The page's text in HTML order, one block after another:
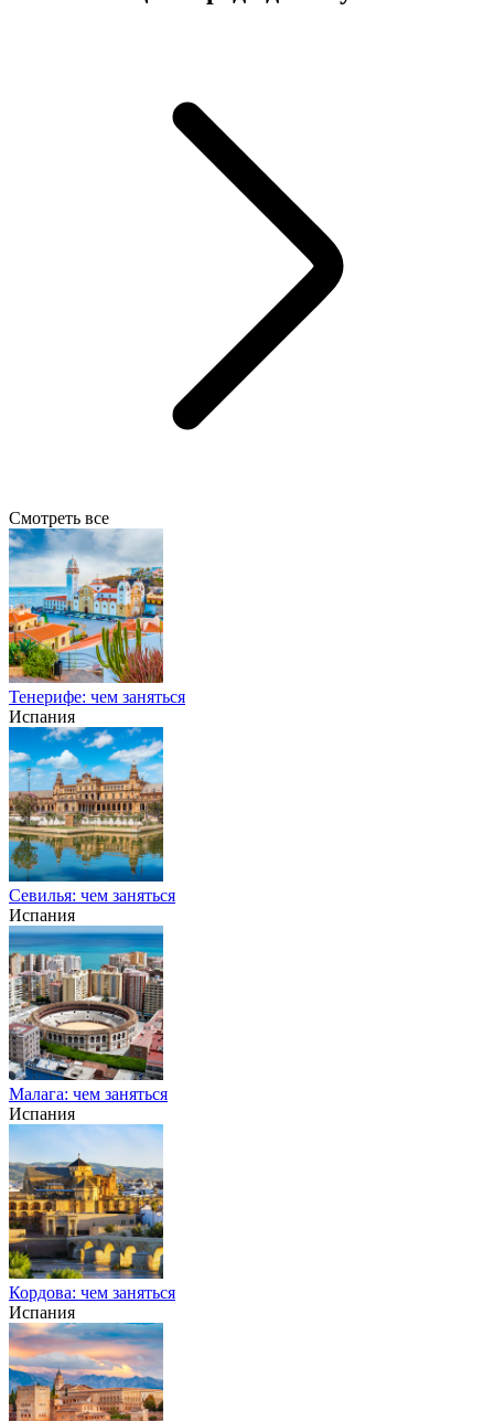
Смотреть все
Тенерифе: чем заняться
Испания
Севилья: чем заняться
Испания
Малага: чем заняться
Испания
Кордова: чем заняться
Испания